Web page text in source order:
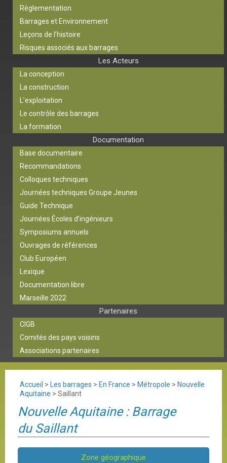
Règlementation
Barrages et Environnement
Leçons de l’histoire
Risques associés aux barrages
Les Acteurs
La conception
La construction
L’exploitation
Le contrôle des barrages
La formation
Documentation
Base documentaire
Recommandations
Colloques techniques
Journées techniques Groupe Jeunes
Guide Technique
Journées Écoles d’ingénieurs
Symposiums annuels
Ouvrages de références
Club Européen
Lexique
Documentation libre
Marseille 2022
Partenaires
CIGB
Comités des pays voisins
Associations partenaires
Accueil > Les barrages > En France > Métropole > Nouvelle
Aquitaine > Saillant
Nouvelle Aquitaine : Barrage
du Saillant
Zone géographique